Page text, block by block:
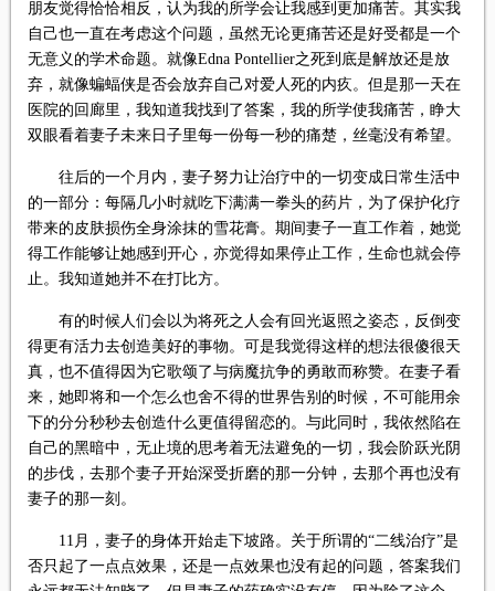
朋友觉得恰恰相反，认为我的所学会让我感到更加痛苦。其实我
自己也一直在考虑这个问题，虽然无论更痛苦还是好受都是一个
无意义的学术命题。就像Edna Pontellier之死到底是解放还是放
弃，就像蝙蝠侠是否会放弃自己对爱人死的内疚。但是那一天在
医院的回廊里，我知道我找到了答案，我的所学使我痛苦，睁大
双眼看着妻子未来日子里每一份每一秒的痛楚，丝毫没有希望。
往后的一个月内，妻子努力让治疗中的一切变成日常生活中
的一部分：每隔几小时就吃下满满一拳头的药片，为了保护化疗
带来的皮肤损伤全身涂抹的雪花膏。期间妻子一直工作着，她觉
得工作能够让她感到开心，亦觉得如果停止工作，生命也就会停
止。我知道她并不在打比方。
有的时候人们会以为将死之人会有回光返照之姿态，反倒变
得更有活力去创造美好的事物。可是我觉得这样的想法很傻很天
真，也不值得因为它歌颂了与病魔抗争的勇敢而称赞。在妻子看
来，她即将和一个怎么也舍不得的世界告别的时候，不可能用余
下的分分秒秒去创造什么更值得留恋的。与此同时，我依然陷在
自己的黑暗中，无止境的思考着无法避免的一切，我会阶跃光阴
的步伐，去那个妻子开始深受折磨的那一分钟，去那个再也没有
妻子的那一刻。
11月，妻子的身体开始走下坡路。关于所谓的“二线治疗”是
否只起了一点点效果，还是一点效果也没有起的问题，答案我们